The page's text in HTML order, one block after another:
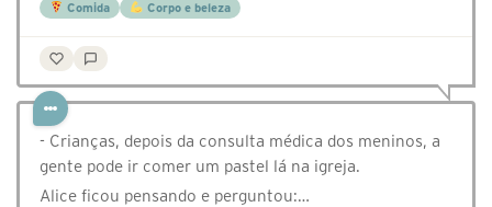
Comida Corpo e beleza
- Crianças, depois da consulta médica dos meninos, a
gente pode ir comer um pastel lá na igreja.
Alice ficou pensando e perguntou:…